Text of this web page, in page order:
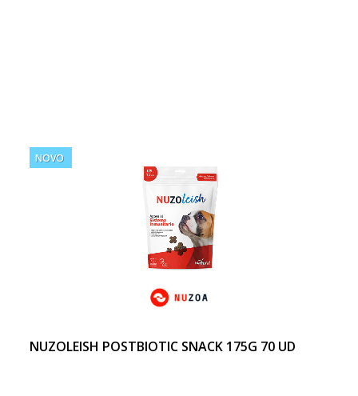
NOVO
NUZOLEISH POSTBIOTIC SNACK 175G 70 UD